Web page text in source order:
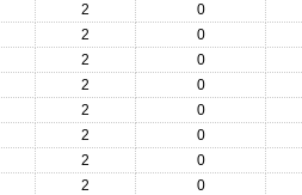
2 0
2 0
2 0
2 0
2 0
2 0
2 0
2 0